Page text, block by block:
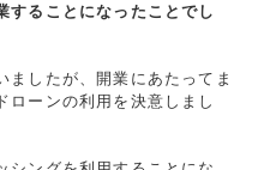
することになったことでし
ましたが、開業にあたってま
ローンの利用を決意しまし